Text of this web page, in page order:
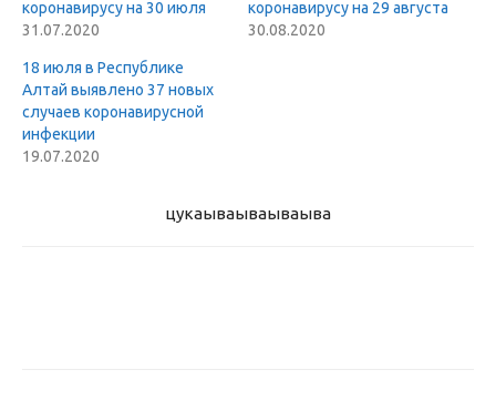
коронавирусу на 30 июля
31.07.2020
коронавирусу на 29 августа
30.08.2020
18 июля в Республике
Алтай выявлено 37 новых
случаев коронавирусной
инфекции
19.07.2020
цукаываываываыва